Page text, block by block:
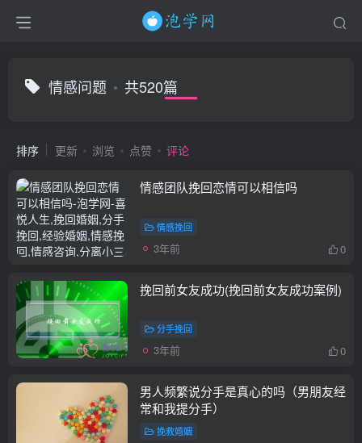
情感问题 共520篇
排序 更新 浏览 点赞 评论
情感团队挽回恋情可以相信吗
情感挽回
3年前 0
挽回前女友成功(挽回前女友成功案例)
分手挽回
3年前 0
男人频繁说分手是真心的吗（男朋友经
常和我提分手）
挽救婚姻